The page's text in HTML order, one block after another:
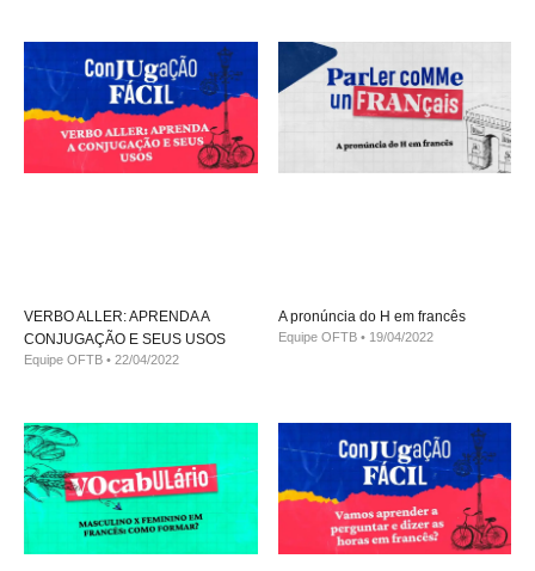
VERBO ALLER: APRENDA A
CONJUGAÇÃO E SEUS USOS
Equipe OFTB 22/04/2022
A pronúncia do H em francês
Equipe OFTB 19/04/2022